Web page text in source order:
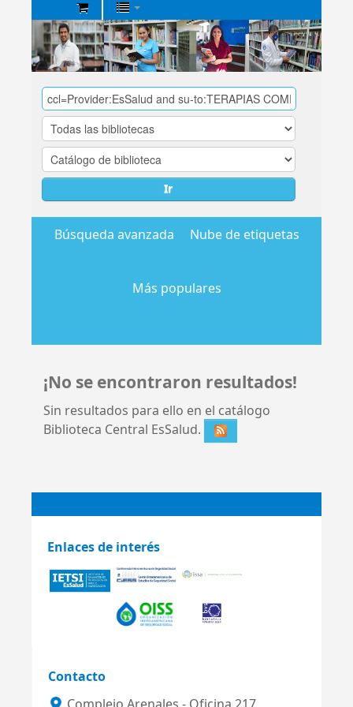
Biblioteca
Central
EsSalud
Ir
Búsqueda avanzada Nube de etiquetas
Más populares
¡No se encontraron resultados!
Sin resultados para ello en el catálogo
Biblioteca Central EsSalud.
Enlaces de interés
Contacto